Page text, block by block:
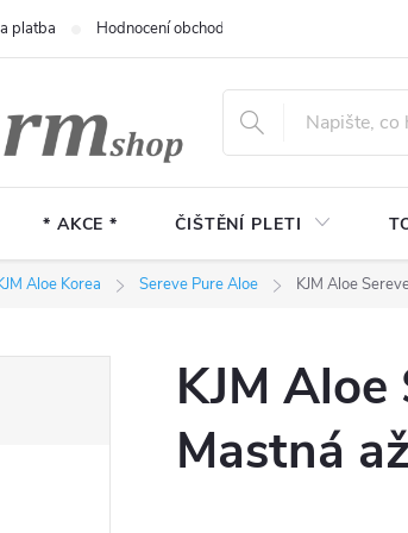
platba Hodnocení obchodu
* AKCE * ČIŠTĚNÍ PLETI
Aloe Korea Sereve Pure Aloe KJM Aloe
KJM
Mastná